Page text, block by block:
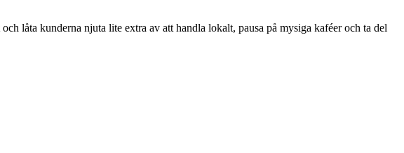
låta kunderna njuta lite extra av att handla lokalt, pausa på mysiga kaféer och ta del